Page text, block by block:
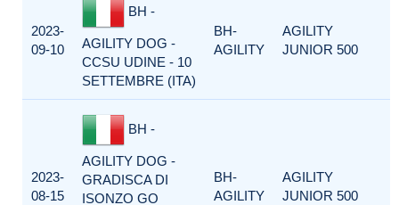
2023-
09-10
BH -
AGILITY DOG -
CCSU UDINE - 10
SETTEMBRE (ITA)
BH-
AGILITY
AGILITY
JUNIOR 500
2023-
08-15
BH -
AGILITY DOG -
GRADISCA DI
ISONZO GO
BH-
AGILITY
AGILITY
JUNIOR 500